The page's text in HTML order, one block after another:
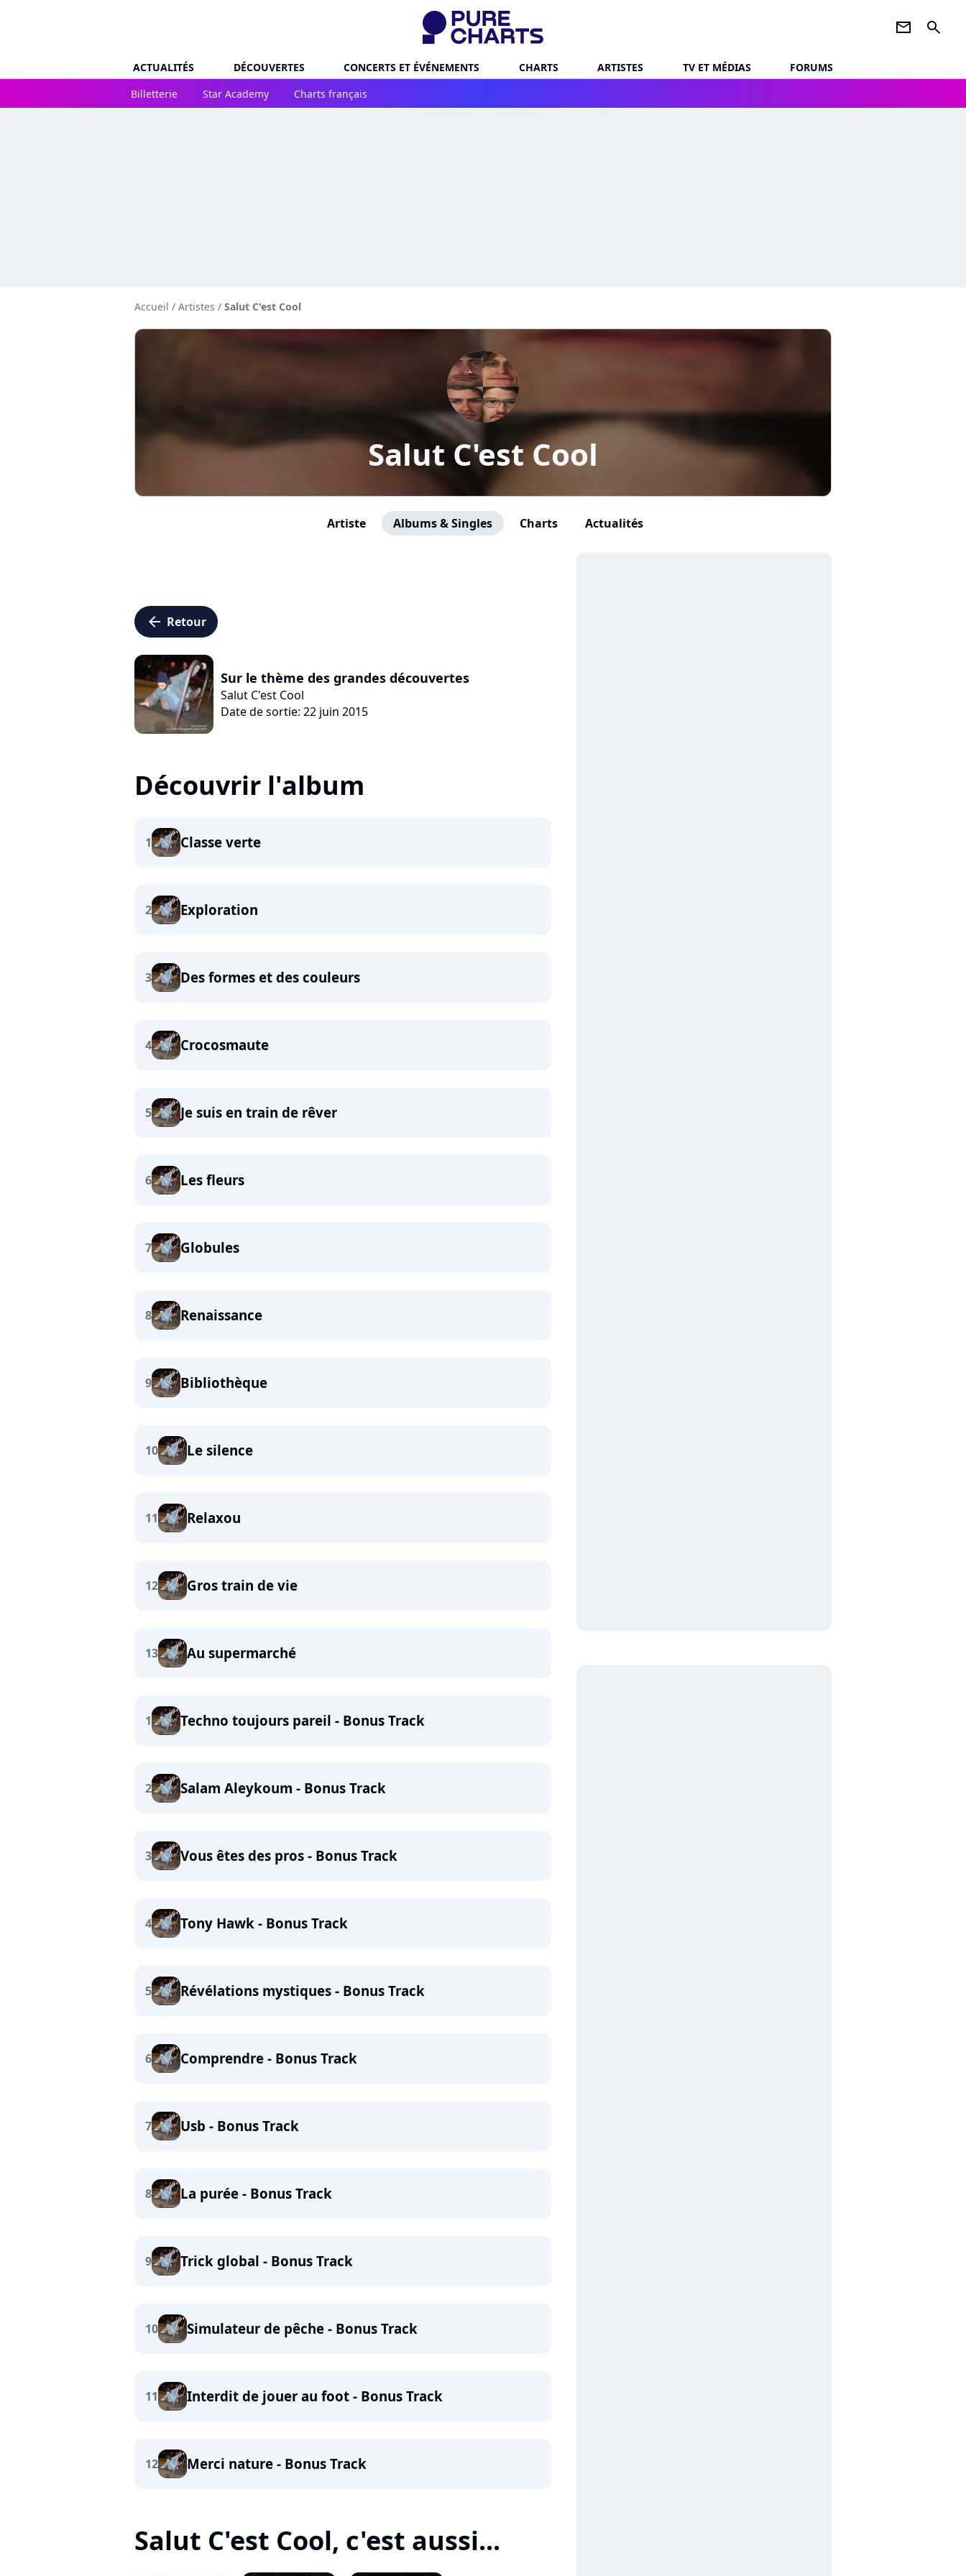
newsletter search
ACTUALITÉS DÉCOUVERTES CONCERTS ET ÉVÉNEMENTS CHARTS ARTISTES TV ET MÉDIAS
FORUMS
Billetterie
Star Academy Charts français
Accueil / Artistes / Salut C'est Cool
Salut C'est Cool
Artiste Albums & Singles Charts Actualités
arrow_left Retour
Sur le thème des grandes découvertes
Salut C'est Cool
Date de sortie: 22 juin 2015
Découvrir l'album
1 Classe verte
2 Exploration
3 Des formes et des couleurs
4 Crocosmaute
5 Je suis en train de rêver
6 Les fleurs
7 Globules
8 Renaissance
9 Bibliothèque
10 Le silence
11 Relaxou
12 Gros train de vie
13 Au supermarché
1 Techno toujours pareil - Bonus Track
2 Salam Aleykoum - Bonus Track
3 Vous êtes des pros - Bonus Track
4 Tony Hawk - Bonus Track
5 Révélations mystiques - Bonus Track
6 Comprendre - Bonus Track
7 Usb - Bonus Track
8 La purée - Bonus Track
9 Trick global - Bonus Track
10 Simulateur de pêche - Bonus Track
11 Interdit de jouer au foot - Bonus Track
12 Merci nature - Bonus Track
Salut C'est Cool, c'est aussi...